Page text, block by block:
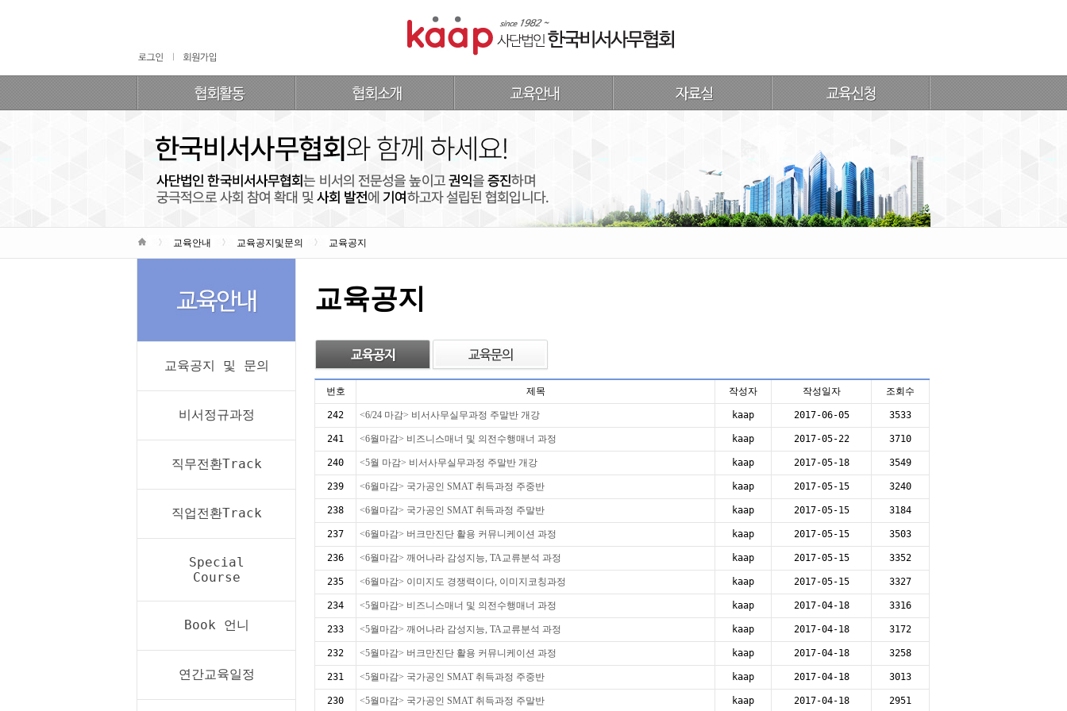
교육안내 교육공지및문의 교육공지
교육공지 및 문의
비서정규과정
직무전환Track
직업전환Track
Special
Course
Book 언니
연간교육일정
교육공지
번호 제목 작성자 작성일자 조회수
242 <6/24 마감> 비서사무실무과정 주말반 개강 kaap 2017-06-05 3533
241 <6월마감> 비즈니스매너 및 의전수행매너 과정 kaap 2017-05-22 3710
240 <5월 마감> 비서사무실무과정 주말반 개강 kaap 2017-05-18 3549
239 <6월마감> 국가공인 SMAT 취득과정 주중반 kaap 2017-05-15 3240
238 <6월마감> 국가공인 SMAT 취득과정 주말반 kaap 2017-05-15 3184
237 <6월마감> 버크만진단 활용 커뮤니케이션 과정 kaap 2017-05-15 3503
236 <6월마감> 깨어나라 감성지능, TA교류분석 과정 kaap 2017-05-15 3352
235 <6월마감> 이미지도 경쟁력이다, 이미지코칭과정 kaap 2017-05-15 3327
234 <5월마감> 비즈니스매너 및 의전수행매너 과정 kaap 2017-04-18 3316
233 <5월마감> 깨어나라 감성지능, TA교류분석 과정 kaap 2017-04-18 3172
232 <5월마감> 버크만진단 활용 커뮤니케이션 과정 kaap 2017-04-18 3258
231 <5월마감> 국가공인 SMAT 취득과정 주중반 kaap 2017-04-18 3013
230 <5월마감> 국가공인 SMAT 취득과정 주말반 kaap 2017-04-18 2951